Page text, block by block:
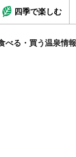
四季で楽しむ
べる・買う温泉情報